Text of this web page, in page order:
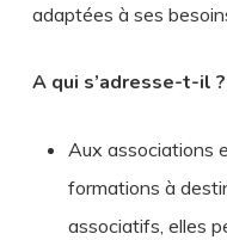
adaptées à ses
A qui s’adresse-t-il ?
Aux associations
formations à
associatifs, elles